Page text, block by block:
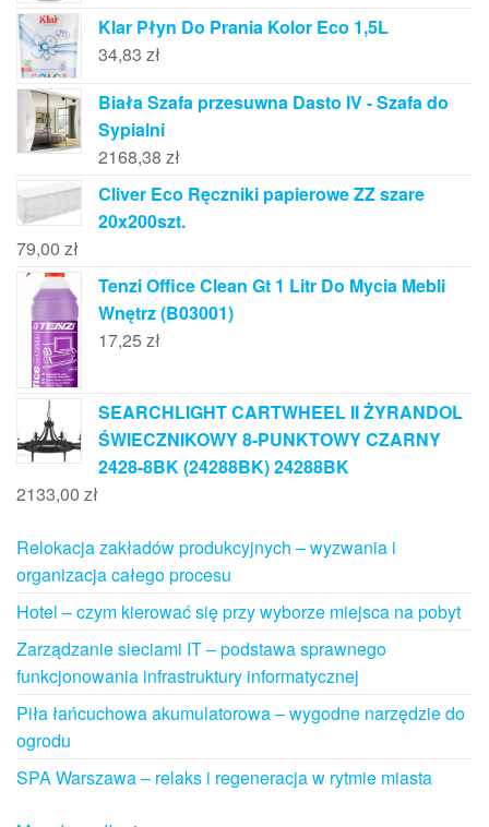
Klar Płyn Do Prania Kolor Eco 1,5L
34,83 zł
Biała Szafa przesuwna Dasto IV - Szafa do
Sypialni
2168,38 zł
Cliver Eco Ręczniki papierowe ZZ szare
20x200szt.
79,00 zł
Tenzi Office Clean Gt 1 Litr Do Mycia Mebli
Wnętrz (B03001)
17,25 zł
SEARCHLIGHT CARTWHEEL II ŻYRANDOL
ŚWIECZNIKOWY 8-PUNKTOWY CZARNY
2428-8BK (24288BK) 24288BK
2133,00 zł
Relokacja zakładów produkcyjnych – wyzwania i
organizacja całego procesu
Hotel – czym kierować się przy wyborze miejsca na pobyt
Zarządzanie sieciami IT – podstawa sprawnego
funkcjonowania infrastruktury informatycznej
Piła łańcuchowa akumulatorowa – wygodne narzędzie do
ogrodu
SPA Warszawa – relaks i regeneracja w rytmie miasta